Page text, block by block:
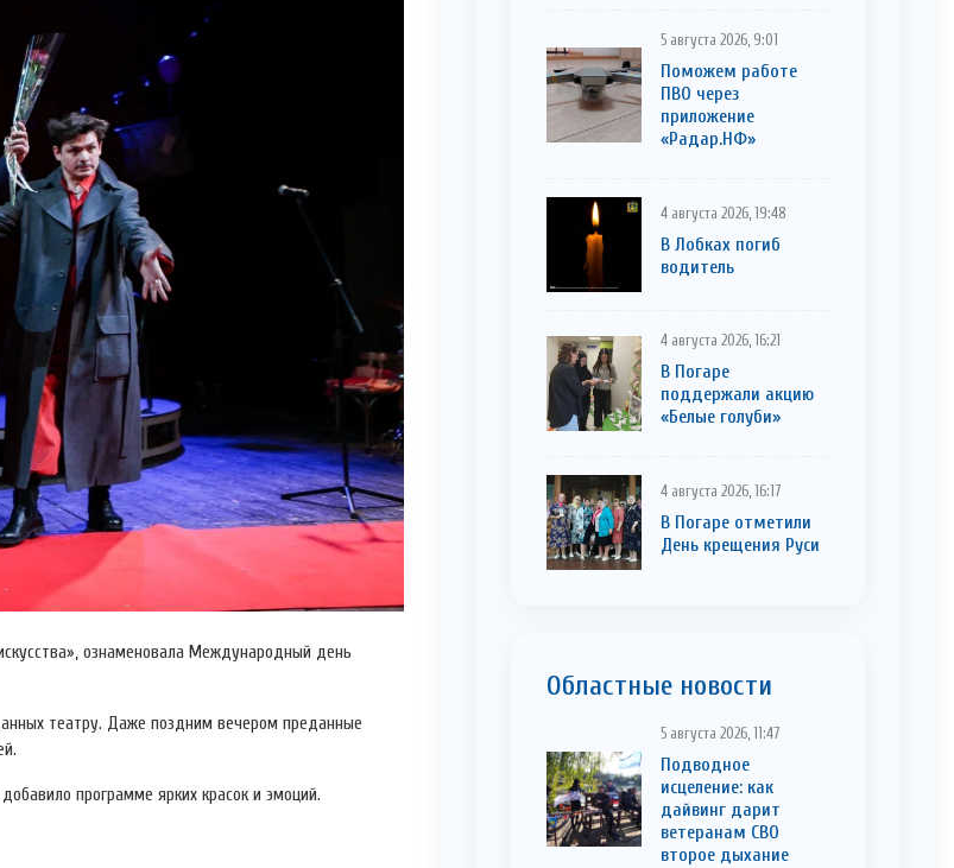
ознаменовала Международный день
театру. Даже поздним вечером преданные
программе ярких красок и эмоций.
5 августа 2026, 9:01
Поможем работе
ПВО через
приложение
«Радар.НФ»
4 августа 2026, 19:48
В Лобках погиб
водитель
4 августа 2026, 16:21
В Погаре
поддержали акцию
«Белые голуби»
4 августа 2026, 16:17
В Погаре отметили
День крещения Руси
Областные новости
5 августа 2026, 11:47
Подводное
исцеление: как
дайвинг дарит
ветеранам СВО
второе дыхание